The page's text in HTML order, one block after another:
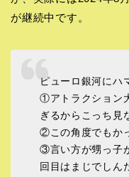
が継続中です。
ピューロ銀河にハ
①アトラクション
ぎるからこっち見
②この角度でもか
③言い方が甥っ子
回目はまじでしん